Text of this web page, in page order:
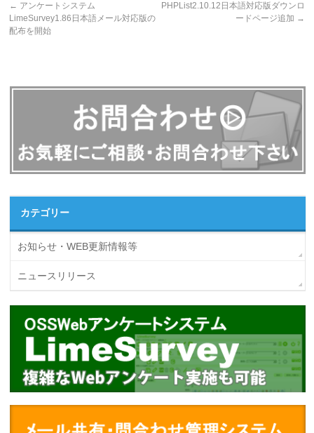
← アンケートシステム
LimeSurvey1.86日本語メール対応版の
配布を開始
PHPList2.10.12日本語対応版ダウンロ
ードページ追加 →
カテゴリー
お知らせ・WEB更新情報等
ニュースリリース